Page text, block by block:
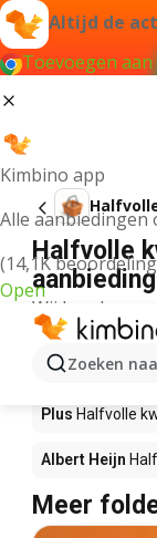
Altijd de
Toevoegen aan
Kimbino app
Alle aanbiedingen
(14,1K
Open
Zoeken
Halfvolle
Wij konden
Halfvolle
koop?
Plus Halfvolle
Albert Heijn
Meer